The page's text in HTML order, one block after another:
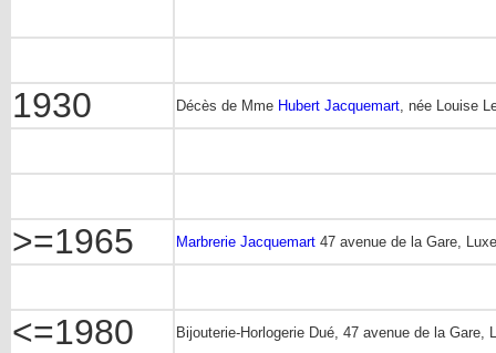
1930 Décès de Mme Hubert Jacquemart , née Louise
>=1965 Marbrerie Jacquemart 47 avenue de la Gare,
<=1980 Bijouterie-Horlogerie Dué, 47 avenue de la Gare,